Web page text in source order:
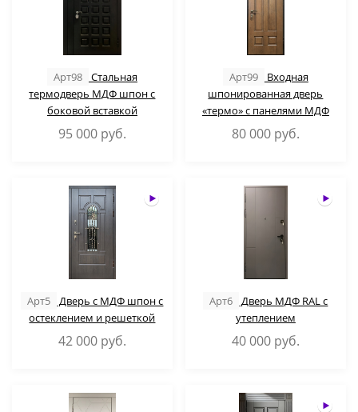
Арт98
Стальная
термодверь МДФ шпон с
боковой вставкой
95 000 руб.
Арт99
Входная
шпонированная дверь
«термо» с панелями МДФ
80 000 руб.
Арт5
Дверь с МДФ шпон с
остеклением и решеткой
42 000 руб.
Арт6
Дверь МДФ RAL с
утеплением
40 000 руб.